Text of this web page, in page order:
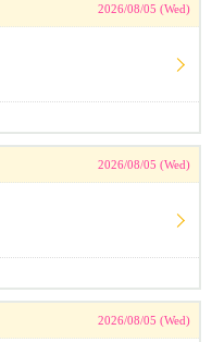
2026/08/05 (Wed)
2026/08/05 (Wed)
2026/08/05 (Wed)